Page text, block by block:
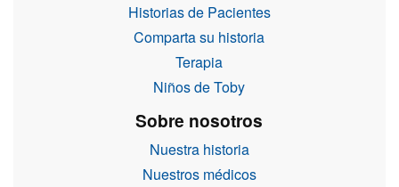
Historias de Pacientes
Comparta su historia
Terapia
Niños de Toby
Sobre nosotros
Nuestra historia
Nuestros médicos